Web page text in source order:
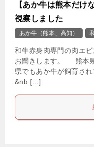
【あか牛は熊本だけ
視察しました
あか牛（熊本、高知）
和牛赤身肉専門の肉エ
お聞きします。 熊本
県でもあか牛が飼育さ
&nb […]